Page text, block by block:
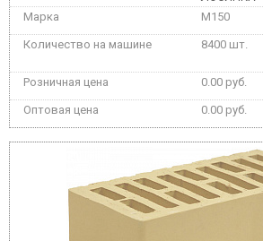
M150
8400 шт.
0.00 руб.
0.00 руб.